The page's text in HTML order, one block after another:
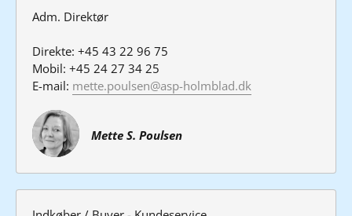
Adm. Direktør
Direkte: +45 43 22 96 75
Mobil: +45 24 27 34 25
E-mail: mette.poulsen@asp-holmblad.dk
Mette S. Poulsen